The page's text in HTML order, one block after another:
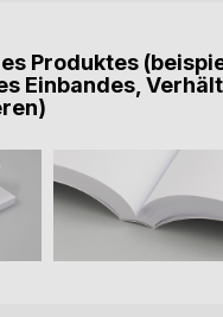
Produktes
Einbandes,